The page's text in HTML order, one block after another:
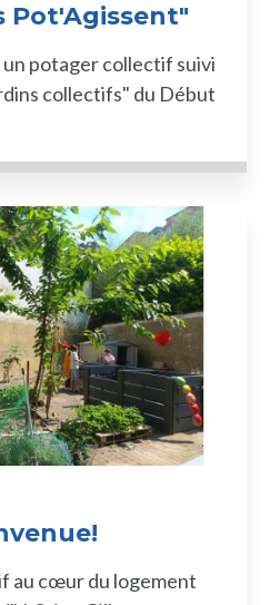
Pot'Agissent"
potager collectif suivi
collectifs" du Début
au cœur du logement